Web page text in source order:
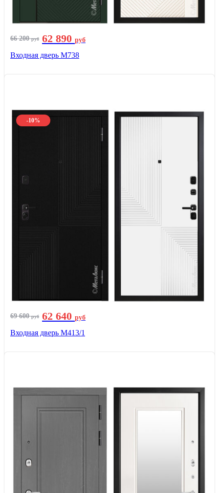
66 200руб 62 890 руб
Входная дверь М738
-10%
69 600руб 62 640 руб
Входная дверь М413/1